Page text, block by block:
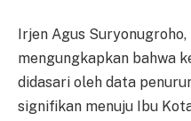
Irjen Agus
mengungkapkan bahwa
didasari oleh data
signifikan menuju Ibu